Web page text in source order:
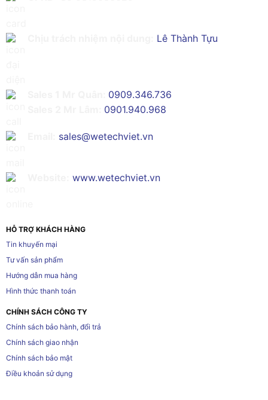
Lê Thành Tựu
0909.346.736
0901.940.968
sales@wetechviet.vn
www.wetechviet.vn
HỖ TRỢ KHÁCH HÀNG
Tin khuyến mại
Tư vấn sản phẩm
Hướng dẫn mua hàng
Hình thức thanh toán
CHÍNH SÁCH CÔNG TY
Chính sách bảo hành, đổi trả
Chính sách giao nhận
Chính sách bảo mật
Điều khoản sử dụng